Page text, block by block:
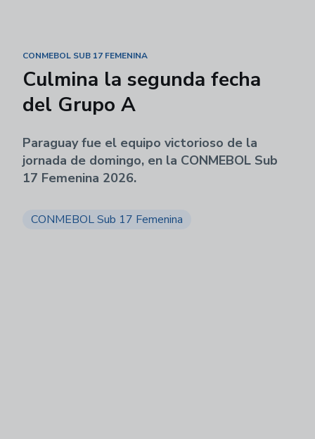
CONMEBOL SUB 17 FEMENINA
Culmina la segunda fecha
del Grupo A
Paraguay fue el equipo victorioso de la
jornada de domingo, en la CONMEBOL Sub
17 Femenina 2026.
CONMEBOL Sub 17 Femenina